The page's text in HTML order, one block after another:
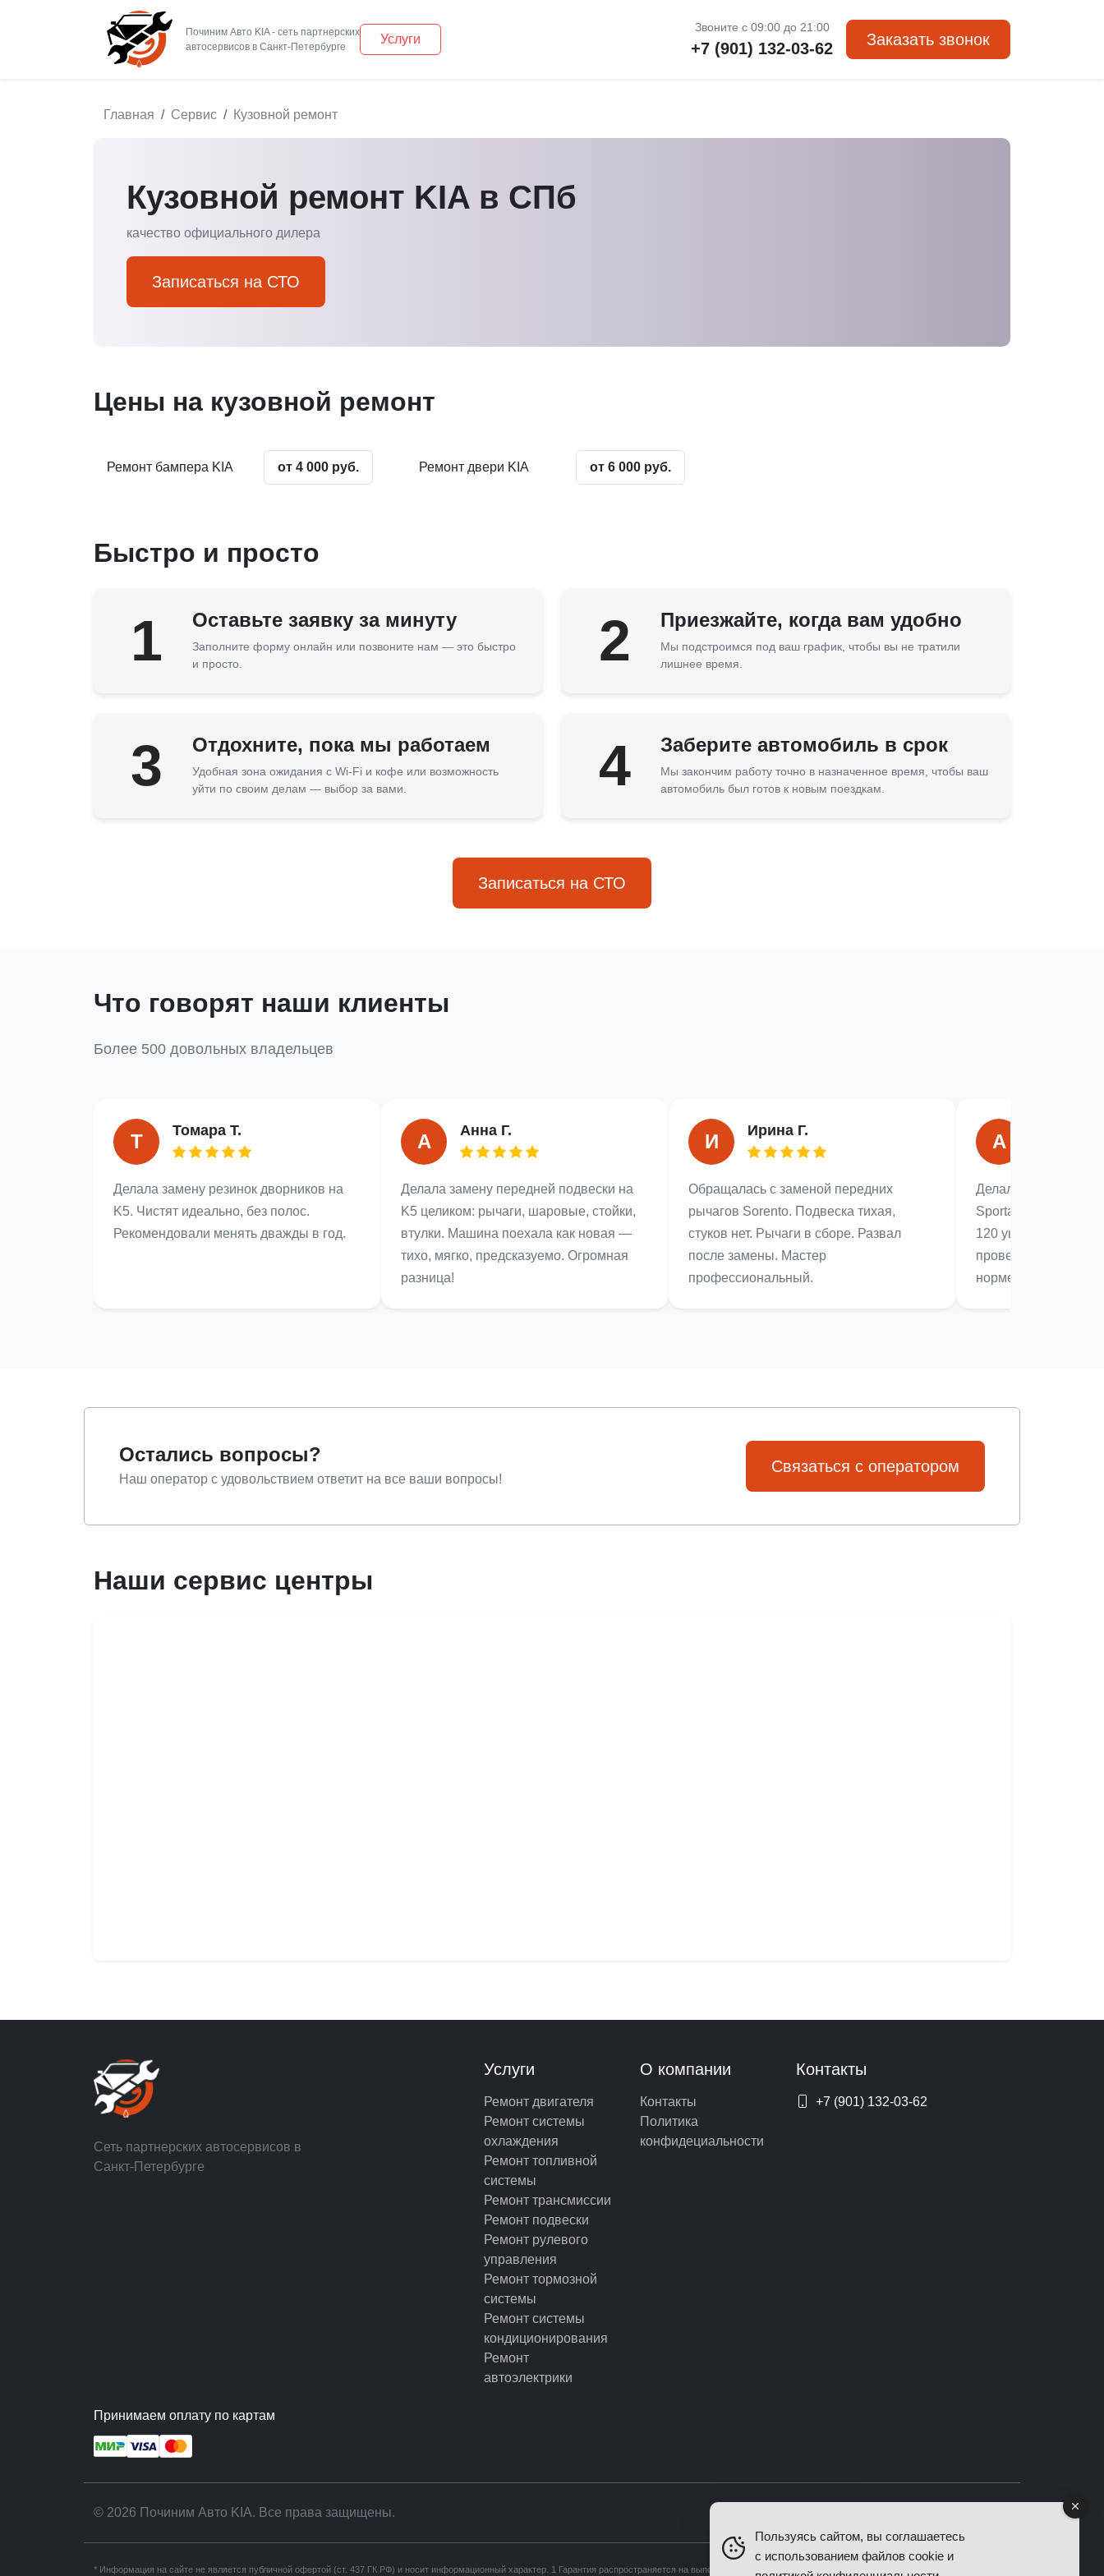
Починим Авто KIA - сеть партнерских
Услуги
Звоните с 09:00 до 21:00
+7 (901) 132-03-62 Заказать звонок
Главная Сервис Кузовной ремонт
Кузовной ремонт KIA в СПб
качество официального дилера
Записаться на СТО
Цены на кузовной ремонт
Ремонт бампера KIA от 4 000 руб. Ремонт двери KIA от 6 000 руб.
Быстро и просто
1 Оставьте заявку за минуту
Заполните форму онлайн или позвоните нам — это быстро
и просто.
2 Приезжайте, когда вам удобно
Мы подстроимся под ваш график, чтобы вы не тратили
лишнее время.
3 Отдохните, пока мы работаем
Удобная зона ожидания с Wi-Fi и кофе или возможность
уйти по своим делам — выбор за вами.
4 Заберите автомобиль в срок
Мы закончим работу точно в назначенное время, чтобы ваш
автомобиль был готов к новым поездкам.
Записаться на СТО
Что говорят наши клиенты
Более 500 довольных владельцев
Т
Томара Т.
Делала замену резинок дворников на
K5. Чистят идеально, без полос.
Рекомендовали менять дважды в год.
А
Анна Г.
Делала замену передней подвески на
K5 целиком: рычаги, шаровые, стойки,
втулки. Машина поехала как новая —
тихо, мягко, предсказуемо. Огромная
разница!
И
Ирина Г.
Обращалась с заменой передних
рычагов Sorento. Подвеска тихая,
стуков нет. Рычаги в сборе. Развал
после замены. Мастер
профессиональный.
А
Делала
Sportage. Вибрация
120 ушла. Стенд
проверил
норме.
Остались вопросы?
Наш оператор с удовольствием ответит на все ваши вопросы!
Связаться с оператором
Наши сервис центры
Сеть партнерских автосервисов в
Санкт-Петербурге
Услуги
Ремонт двигателя
Ремонт системы
охлаждения
Ремонт топливной
системы
Ремонт трансмиссии
Ремонт подвески
Ремонт рулевого
управления
Ремонт тормозной
системы
Ремонт системы
кондиционирования
Ремонт
автоэлектрики
О компании
Контакты
Политика
конфидециальности
Контакты
+7 (901) 132-03-62
Принимаем оплату по картам
© 2026 Починим Авто KIA. Все права защищены.
* Информация на сайте не является публичной офертой (ст. 437 ГК РФ) и носит информационный характер. 1 Гарантия распространяется на выполненные работы и установленные запчасти при условии
Пользуясь сайтом, вы соглашаетесь
с использованием файлов cookie и